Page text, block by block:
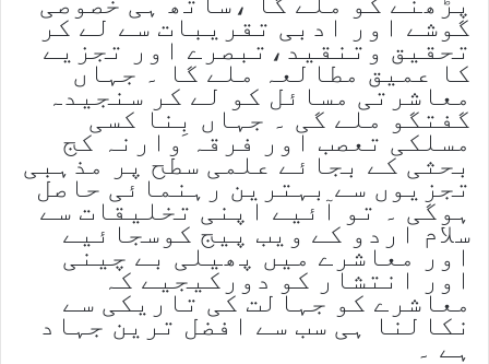
گوشے اور ادبی تقریبات سے لے کر
تحقیق وتنقید،تبصرے اور تجزیے
کا عمیق مطالعہ ملے گا ۔ جہاں
معاشرتی مسائل کو لے کر سنجیدہ
گفتگو ملے گی ۔ جہاں بِنا کسی
مسلکی تعصب اور فرقہ وارنہ کج
بحثی کے بجائے علمی سطح پر مذہبی
تجزیوں سے بہترین رہنمائی حاصل
ہوگی ۔ تو آئیے اپنی تخلیقات سے
سلام اردو کے ویب پیج کوسجائیے
اور معاشرے میں پھیلی بے چینی
اور انتشار کو دورکیجیے کہ
معاشرے کو جہالت کی تاریکی سے
نکالنا ہی سب سے افضل ترین جہاد
ہے ۔